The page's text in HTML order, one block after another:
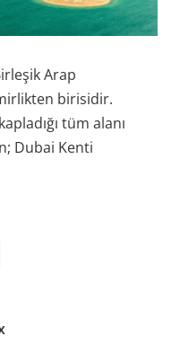
Arap
birisidir.
tüm alanı
Dubai Kenti